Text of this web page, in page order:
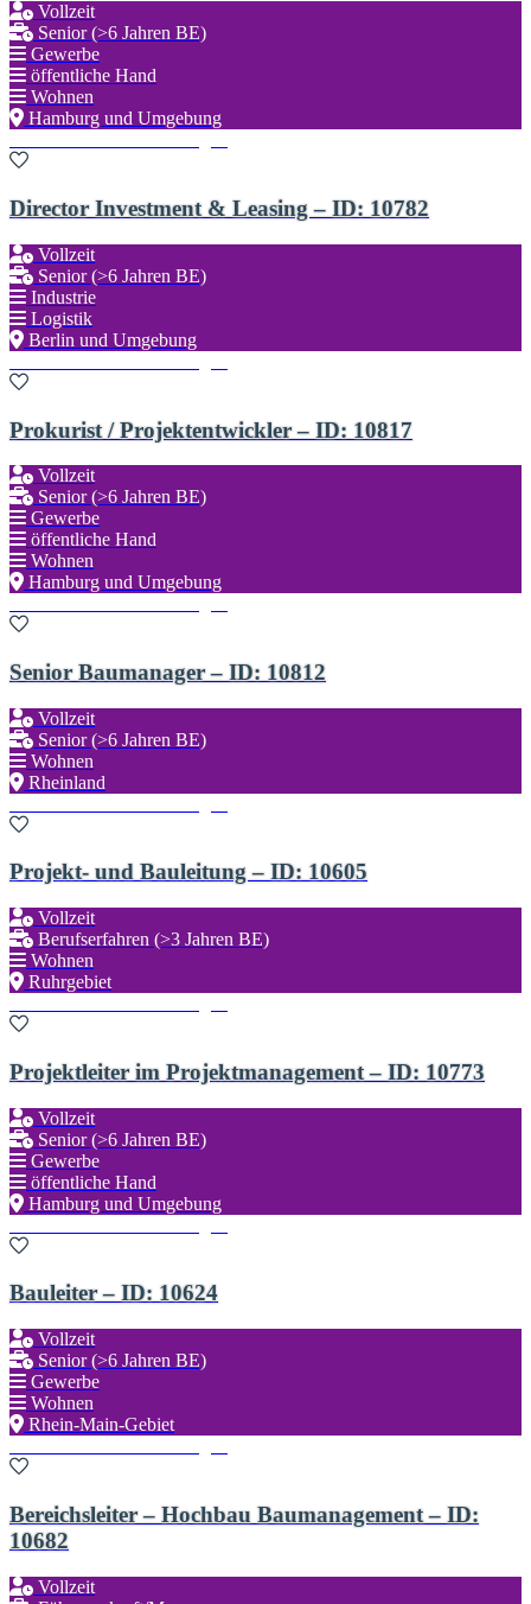
Vollzeit
Senior (>6 Jahren BE)
Gewerbe
öffentliche Hand
Wohnen
Hamburg und Umgebung
Director Investment & Leasing – ID: 10782
Vollzeit
Senior (>6 Jahren BE)
Industrie
Logistik
Berlin und Umgebung
Prokurist / Projektentwickler – ID: 10817
Vollzeit
Senior (>6 Jahren BE)
Gewerbe
öffentliche Hand
Wohnen
Hamburg und Umgebung
Senior Baumanager – ID: 10812
Vollzeit
Senior (>6 Jahren BE)
Wohnen
Rheinland
Projekt- und Bauleitung – ID: 10605
Vollzeit
Berufserfahren (>3 Jahren BE)
Wohnen
Ruhrgebiet
Projektleiter im Projektmanagement – ID: 10773
Vollzeit
Senior (>6 Jahren BE)
Gewerbe
öffentliche Hand
Hamburg und Umgebung
Bauleiter – ID: 10624
Vollzeit
Senior (>6 Jahren BE)
Gewerbe
Wohnen
Rhein-Main-Gebiet
Bereichsleiter – Hochbau Baumanagement – ID:
10682
Vollzeit